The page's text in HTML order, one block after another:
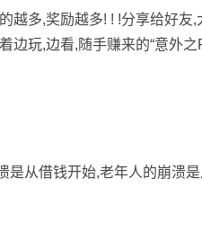
越多,奖励越多! ! !分享给好
边玩,边看,随手赚来的“意外
从借钱开始,老年人的崩溃